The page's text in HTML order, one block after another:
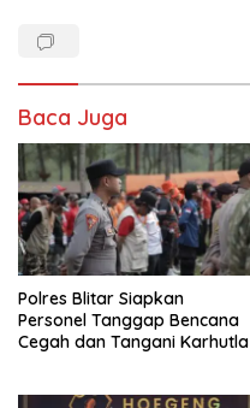
Baca Juga
Polres Blitar Siapkan
Personel Tanggap Bencana
Cegah dan Tangani Karhutla